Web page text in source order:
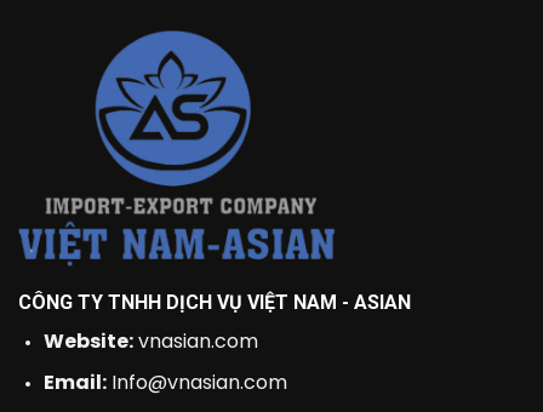
CÔNG TY TNHH DỊCH VỤ VIỆT NAM - ASIAN
Website:vnasian.com
Email:Info@vnasian.com